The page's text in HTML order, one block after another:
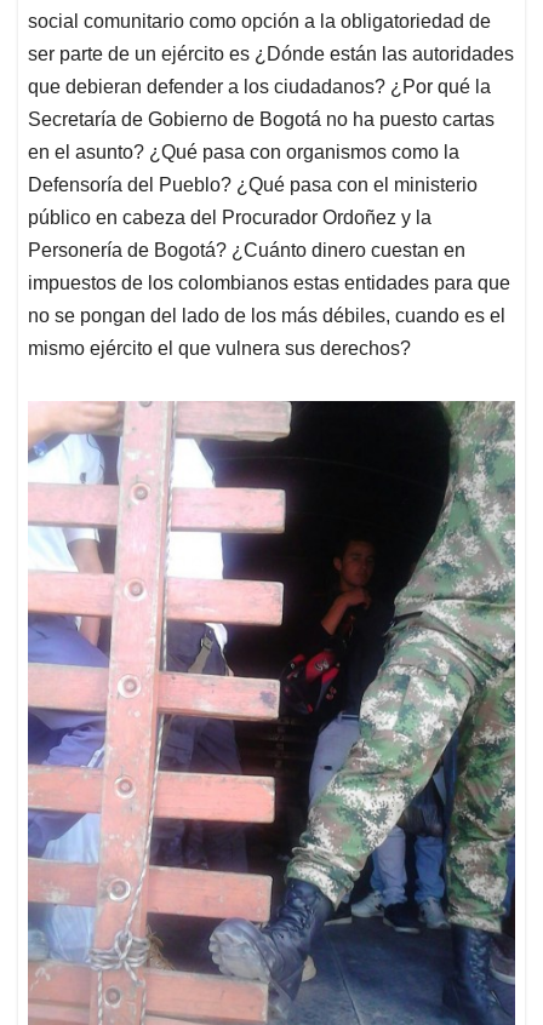
social comunitario como opción a la obligatoriedad de
ser parte de un ejército es ¿Dónde están las autoridades
que debieran defender a los ciudadanos? ¿Por qué la
Secretaría de Gobierno de Bogotá no ha puesto cartas
en el asunto? ¿Qué pasa con organismos como la
Defensoría del Pueblo? ¿Qué pasa con el ministerio
público en cabeza del Procurador Ordoñez y la
Personería de Bogotá? ¿Cuánto dinero cuestan en
impuestos de los colombianos estas entidades para que
no se pongan del lado de los más débiles, cuando es el
mismo ejército el que vulnera sus derechos?